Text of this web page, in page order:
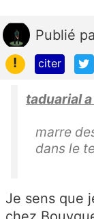
Publié
!
citer
taduarial
marre
dans le
Je sens que